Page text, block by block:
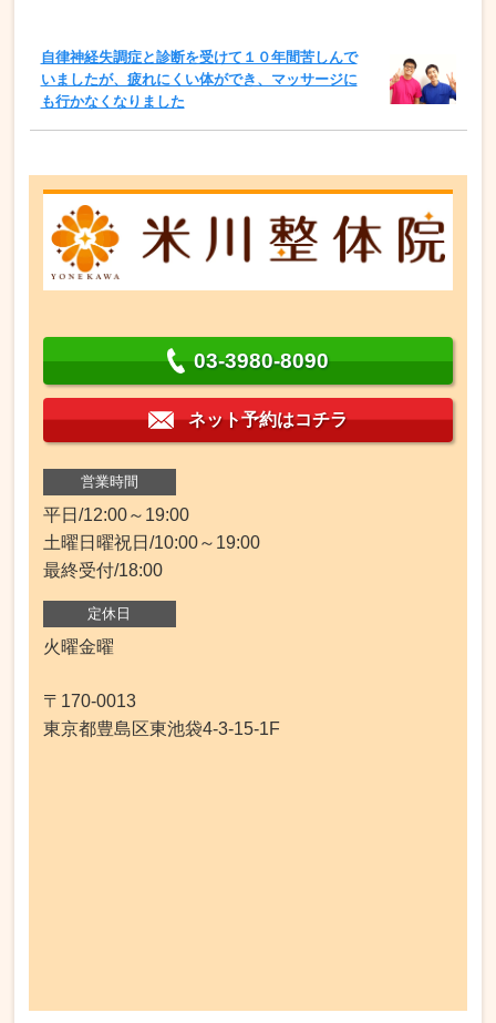
自律神経失調症と診断を受けて１０年間苦しんで
いましたが、疲れにくい体ができ、マッサージに
も行かなくなりました
03-3980-8090
ネット予約はコチラ
営業時間
平日/12:00～19:00
土曜日曜祝日/10:00～19:00
最終受付/18:00
定休日
火曜金曜
〒170-0013
東京都豊島区東池袋4-3-15-1F